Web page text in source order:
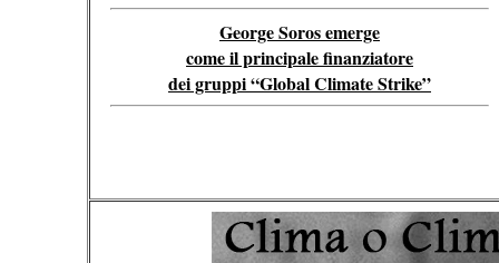
George Soros emerge
come il principale finanziatore
dei gruppi “Global Climate Strike”